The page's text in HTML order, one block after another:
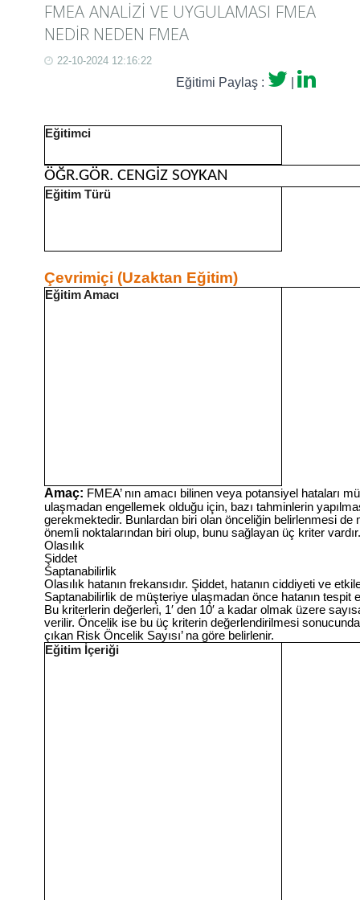
FMEA ANALİZİ VE UYGULAMASI FMEA
NEDİR NEDEN FMEA
22-10-2024 12:16:22
Eğitimi Paylaş :
Eğitimci
ÖĞR.GÖR. CENGİZ SOYKAN
Eğitim Türü
Çevrimiçi (Uzaktan Eğitim)
Eğitim Amacı
Amaç: FMEA’ nın amacı bilinen veya potansiyel hataları
ulaşmadan engellemek olduğu için, bazı tahminlerin
gerekmektedir. Bunlardan biri olan önceliğin belirlenmesi de
önemli noktalarından biri olup, bunu sağlayan üç kriter vardır.
Olasılık
Şiddet
Saptanabilirlik
Olasılık hatanın frekansıdır. Şiddet, hatanın ciddiyeti ve
Saptanabilirlik de müşteriye ulaşmadan önce hatanın tespit
Bu kriterlerin değerleri, 1′ den 10′ a kadar olmak üzere
verilir. Öncelik ise bu üç kriterin değerlendirilmesi
çıkan Risk Öncelik Sayısı’ na göre belirlenir.
Eğitim İçeriği